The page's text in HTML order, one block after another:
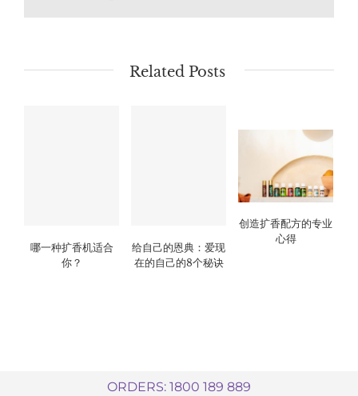
Related Posts
哪一种扩香机适合
你？
给自己的恩典：爱现
在的自己的8个秘诀
创造扩香配方的专业
心得
ORDERS: 1800 189 889